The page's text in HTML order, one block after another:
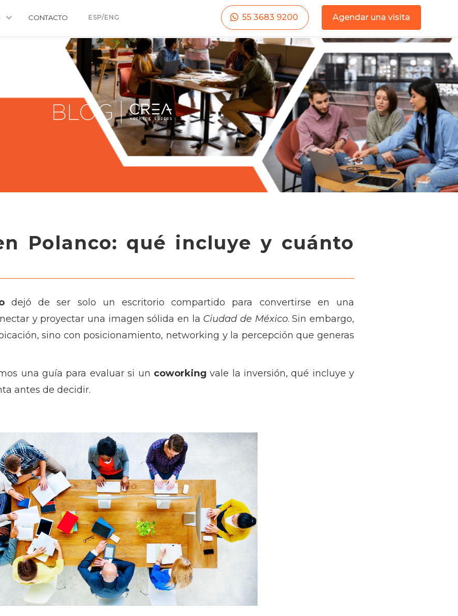
CONTACTO ESP/ENG Agendar una visita
55 3683 9200
Polanco: qué incluye y cuánto
dejó de ser solo un escritorio compartido para convertirse en una
y proyectar una imagen sólida en la Ciudad de México. Sin embargo,
sino con posicionamiento, networking y la percepción que generas
una guía para evaluar si un coworkingvale la inversión, qué incluye y
antes de decidir.